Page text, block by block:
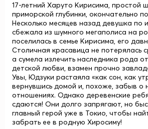
17-летний Харуто Кирисима, простой
приморской глубинки, окончательно
Несколько месяцев назад девушка по
сбежала из шумного мегаполиса на
поселилась в семье Кирисима, его
Столичная красавица не потерялась
а сумела излечить наследника рода
детской любви, взамен прочно
Увы, Юдзуки растаяла «как сон, как
вернувшись домой и, похоже, забыв о
отношениях. Однако деревенские
сдаются! Они долго запрягают, но
главный герой уже в Токио, чтобы
забрать ее в родную Хиросиму!